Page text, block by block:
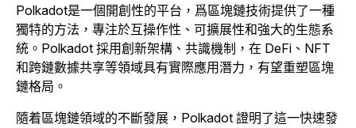
Polkadot是一個開創性的平台，爲區塊鏈技術提供了一種
獨特的方法，專注於互操作性、可擴展性和強大的生態系
統。Polkadot 採用創新架構、共識機制，在 DeFi、NFT
和跨鏈數據共享等領域具有實際應用潛力，有望重塑區塊
鏈格局。
隨着區塊鏈領域的不斷發展，Polkadot 證明了這一快速發